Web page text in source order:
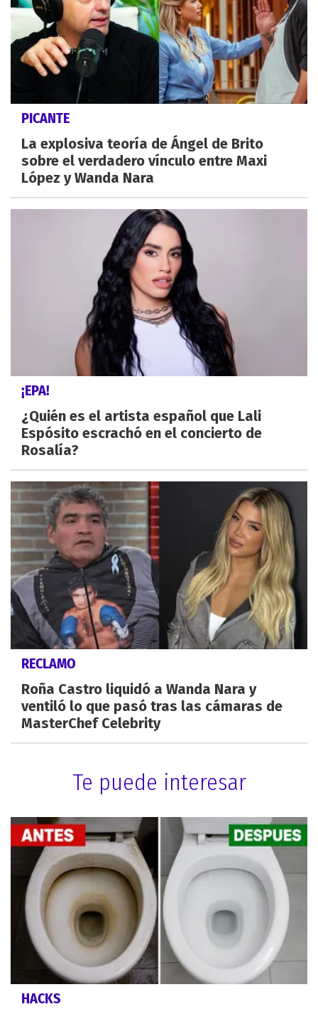
PICANTE
La explosiva teoría de Ángel de Brito
sobre el verdadero vínculo entre Maxi
López y Wanda Nara
¡EPA!
¿Quién es el artista español que Lali
Espósito escrachó en el concierto de
Rosalía?
RECLAMO
Roña Castro liquidó a Wanda Nara y
ventiló lo que pasó tras las cámaras de
MasterChef Celebrity
Te puede interesar
HACKS